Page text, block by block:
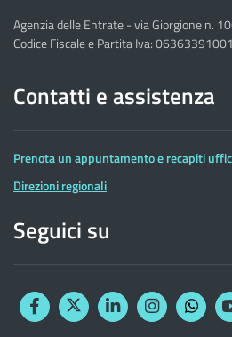
Agenzia delle Entrate - via Giorgione n.
Codice Fiscale e Partita Iva: 06363391001
Contatti e assistenza
Prenota un appuntamento e recapiti
Direzioni regionali
Seguici su
FacebookTwitterLinkedinInstagram